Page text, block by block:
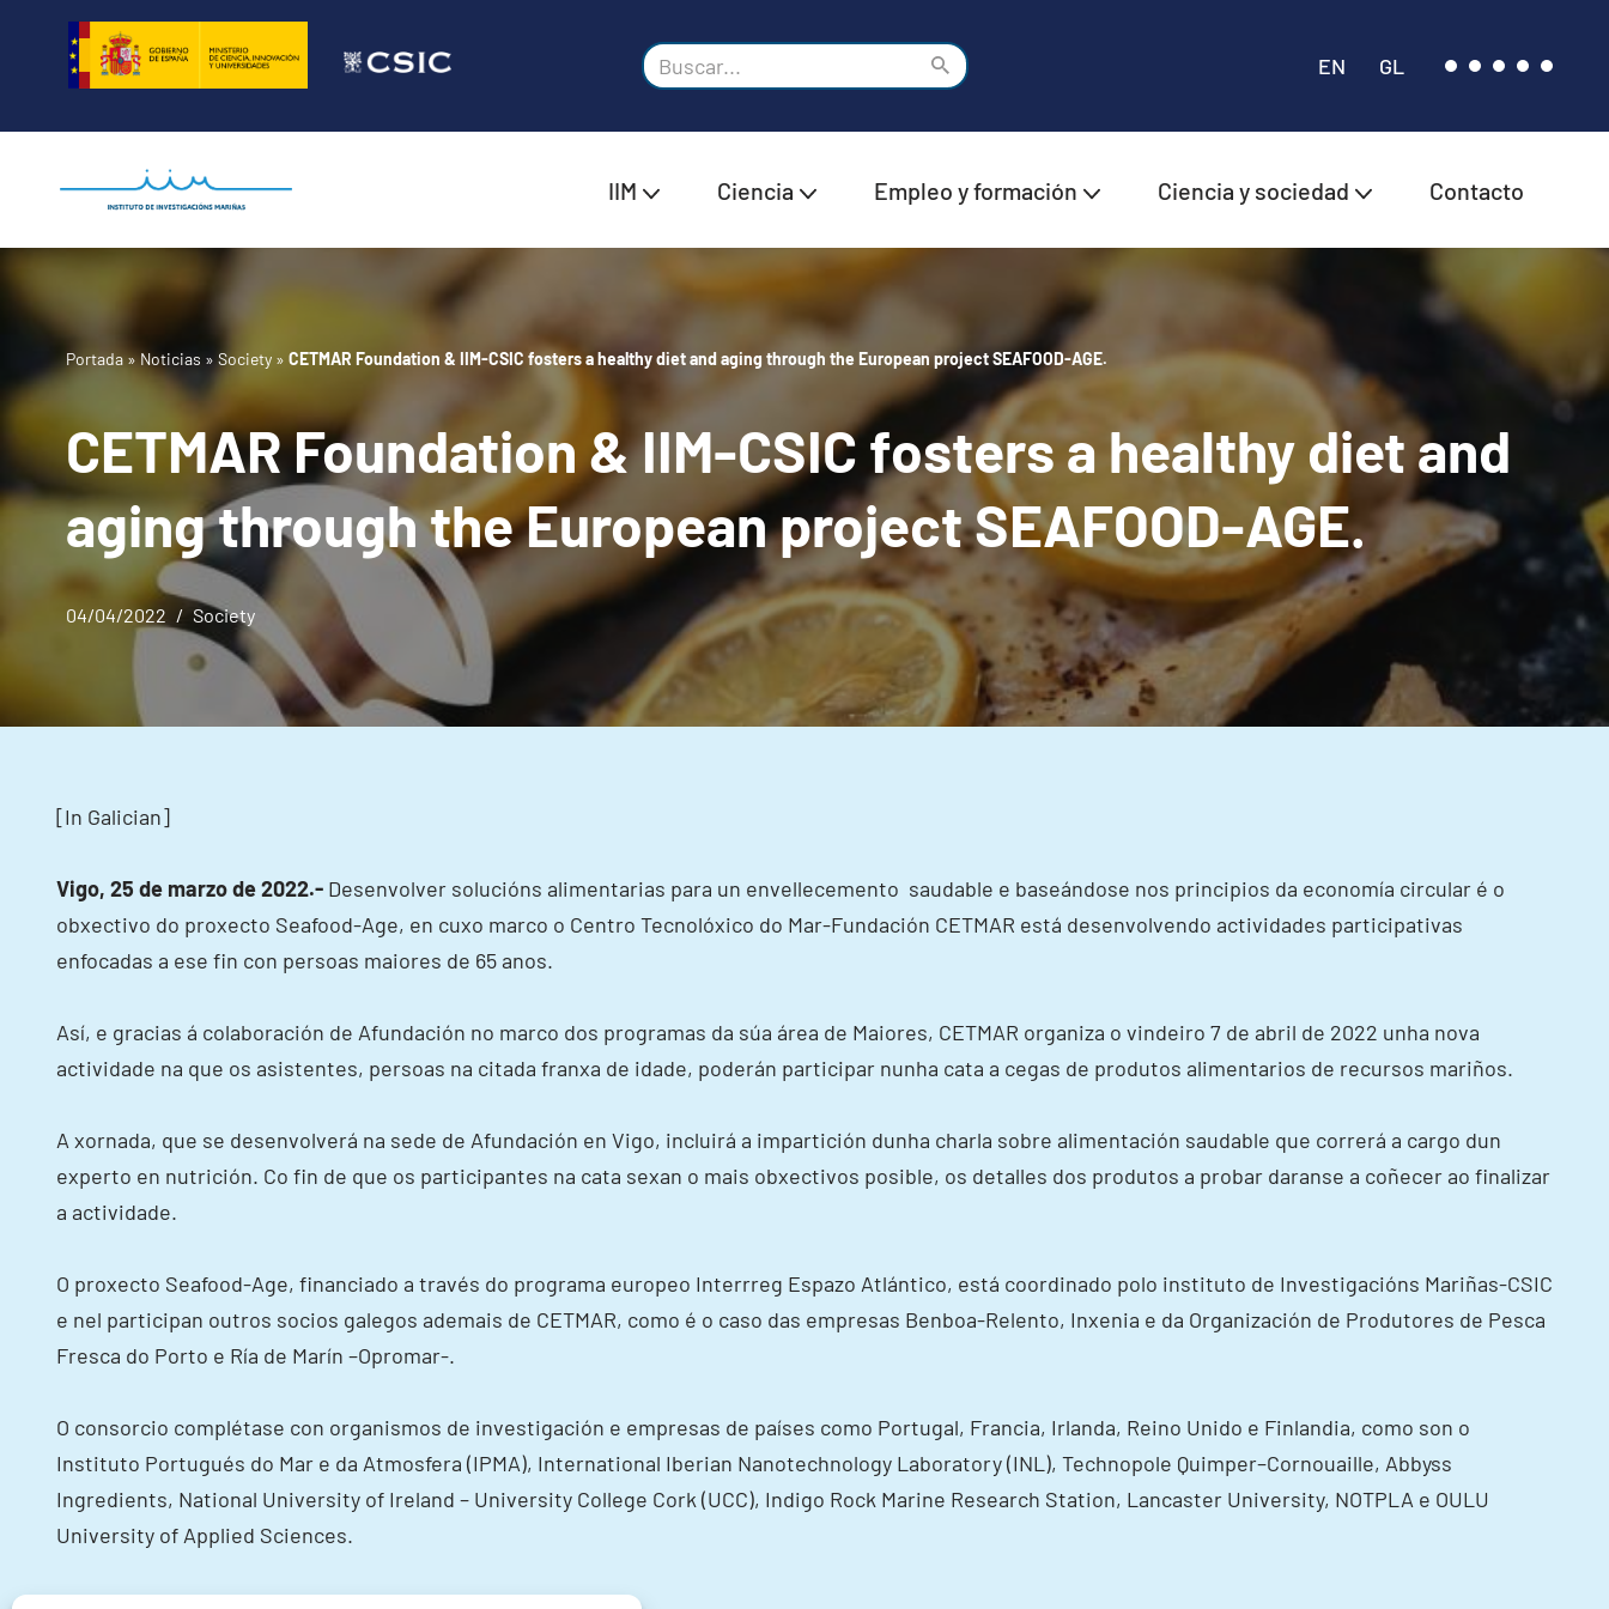
Saltar
contenido
EN GL
IIM Ciencia Empleo y formación Ciencia y sociedad Contacto
Portada»Noticias » Society » CETMAR Foundation & IIM-CSIC fosters a healthy diet and aging through the European project SEAFOOD-AGE.
CETMAR Foundation & IIM-CSIC fosters a healthy diet and
aging through the European project SEAFOOD-AGE.
04/04/2022 Society
[In Galician]
Vigo, 25 de marzo de 2022.- Desenvolver solucións alimentarias para un envellecemento saudable e baseándose nos principios da economía circular é o
obxectivo do proxecto Seafood-Age, en cuxo marco o Centro Tecnolóxico do Mar-Fundación CETMAR está desenvolvendo actividades participativas
enfocadas a ese fin con persoas maiores de 65 anos.
Así, e gracias á colaboración de Afundación no marco dos programas da súa área de Maiores, CETMAR organiza o vindeiro 7 de abril de 2022 unha nova
actividade na que os asistentes, persoas na citada franxa de idade, poderán participar nunha cata a cegas de produtos alimentarios de recursos mariños.
A xornada, que se desenvolverá na sede de Afundación en Vigo, incluirá a impartición dunha charla sobre alimentación saudable que correrá a cargo dun
experto en nutrición. Co fin de que os participantes na cata sexan o mais obxectivos posible, os detalles dos produtos a probar daranse a coñecer ao finalizar
a actividade.
O proxecto Seafood-Age, financiado a través do programa europeo Interrreg Espazo Atlántico, está coordinado polo instituto de Investigacións Mariñas-CSIC
e nel participan outros socios galegos ademais de CETMAR, como é o caso das empresas Benboa-Relento, Inxenia e da Organización de Produtores de Pesca
Fresca do Porto e Ría de Marín –Opromar-.
O consorcio complétase con organismos de investigación e empresas de países como Portugal, Francia, Irlanda, Reino Unido e Finlandia, como son o
Instituto Portugués do Mar e da Atmosfera (IPMA), International Iberian Nanotechnology Laboratory (INL), Technopole Quimper–Cornouaille, Abbyss
Ingredients, National University of Ireland – University College Cork (UCC), Indigo Rock Marine Research Station, Lancaster University, NOTPLA e OULU
University of Applied Sciences.